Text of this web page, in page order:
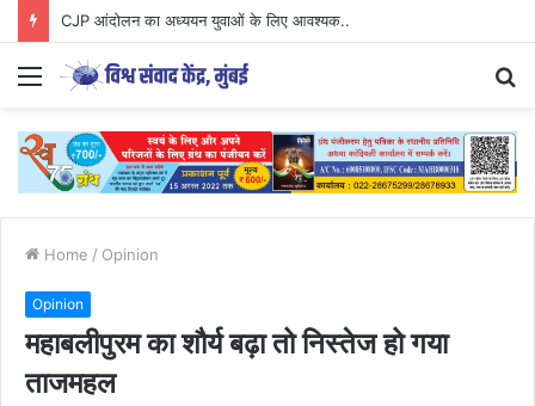
CJP आंदोलन का अध्ययन युवाओं के लिए आवश्यक..
Menu
Home / Opinion
Opinion
महाबलीपुरम का शौर्य बढ़ा तो निस्तेज हो गया
ताजमहल